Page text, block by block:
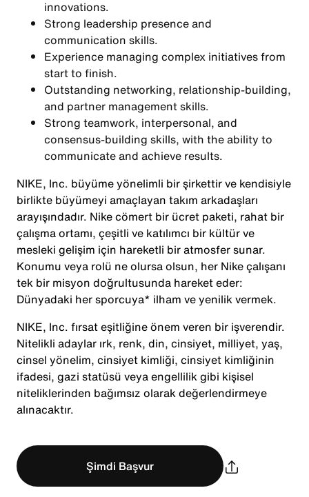
innovations.
Strong leadership presence and
communication skills.
Experience managing complex initiatives from
start to finish.
Outstanding networking, relationship-building,
and partner management skills.
Strong teamwork, interpersonal, and
consensus-building skills, with the ability to
communicate and achieve results.
NIKE, Inc. büyüme yönelimli bir şirkettir ve kendisiyle
birlikte büyümeyi amaçlayan takım arkadaşları
arayışındadır. Nike cömert bir ücret paketi, rahat bir
çalışma ortamı, çeşitli ve katılımcı bir kültür ve
mesleki gelişim için hareketli bir atmosfer sunar.
Konumu veya rolü ne olursa olsun, her Nike çalışanı
tek bir misyon doğrultusunda hareket eder:
Dünyadaki her sporcuya* ilham ve yenilik vermek.
NIKE, Inc. fırsat eşitliğine önem veren bir işverendir.
Nitelikli adaylar ırk, renk, din, cinsiyet, milliyet, yaş,
cinsel yönelim, cinsiyet kimliği, cinsiyet kimliğinin
ifadesi, gazi statüsü veya engellilik gibi kişisel
niteliklerinden bağımsız olarak değerlendirmeye
alınacaktır.
Şimdi Başvur